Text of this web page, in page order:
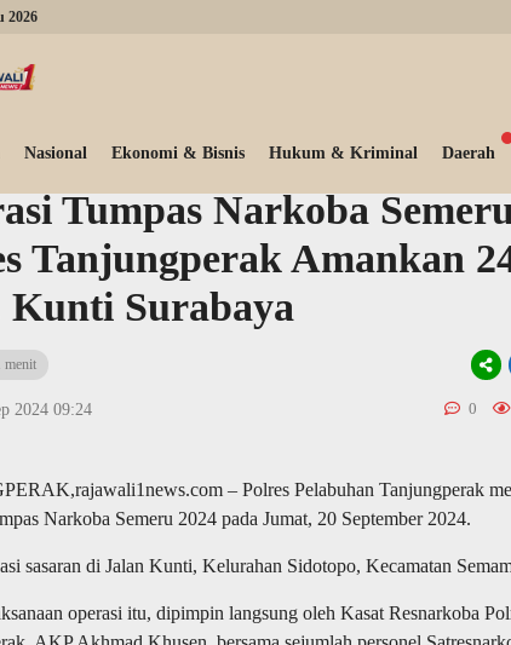
2026
Nasional Ekonomi & Bisnis Hukum & Kriminal Daerah
Tumpas Narkoba
Tanjungperak Amankan
Kunti Surabaya
menit
2024 09:24 0
– Polres Pelabuhan Tanjungperak
Narkoba Semeru 2024 pada Jumat, 20 September 2024.
sasaran di Jalan Kunti, Kelurahan Sidotopo, Kecamatan
operasi itu, dipimpin langsung oleh Kasat Resnarkoba